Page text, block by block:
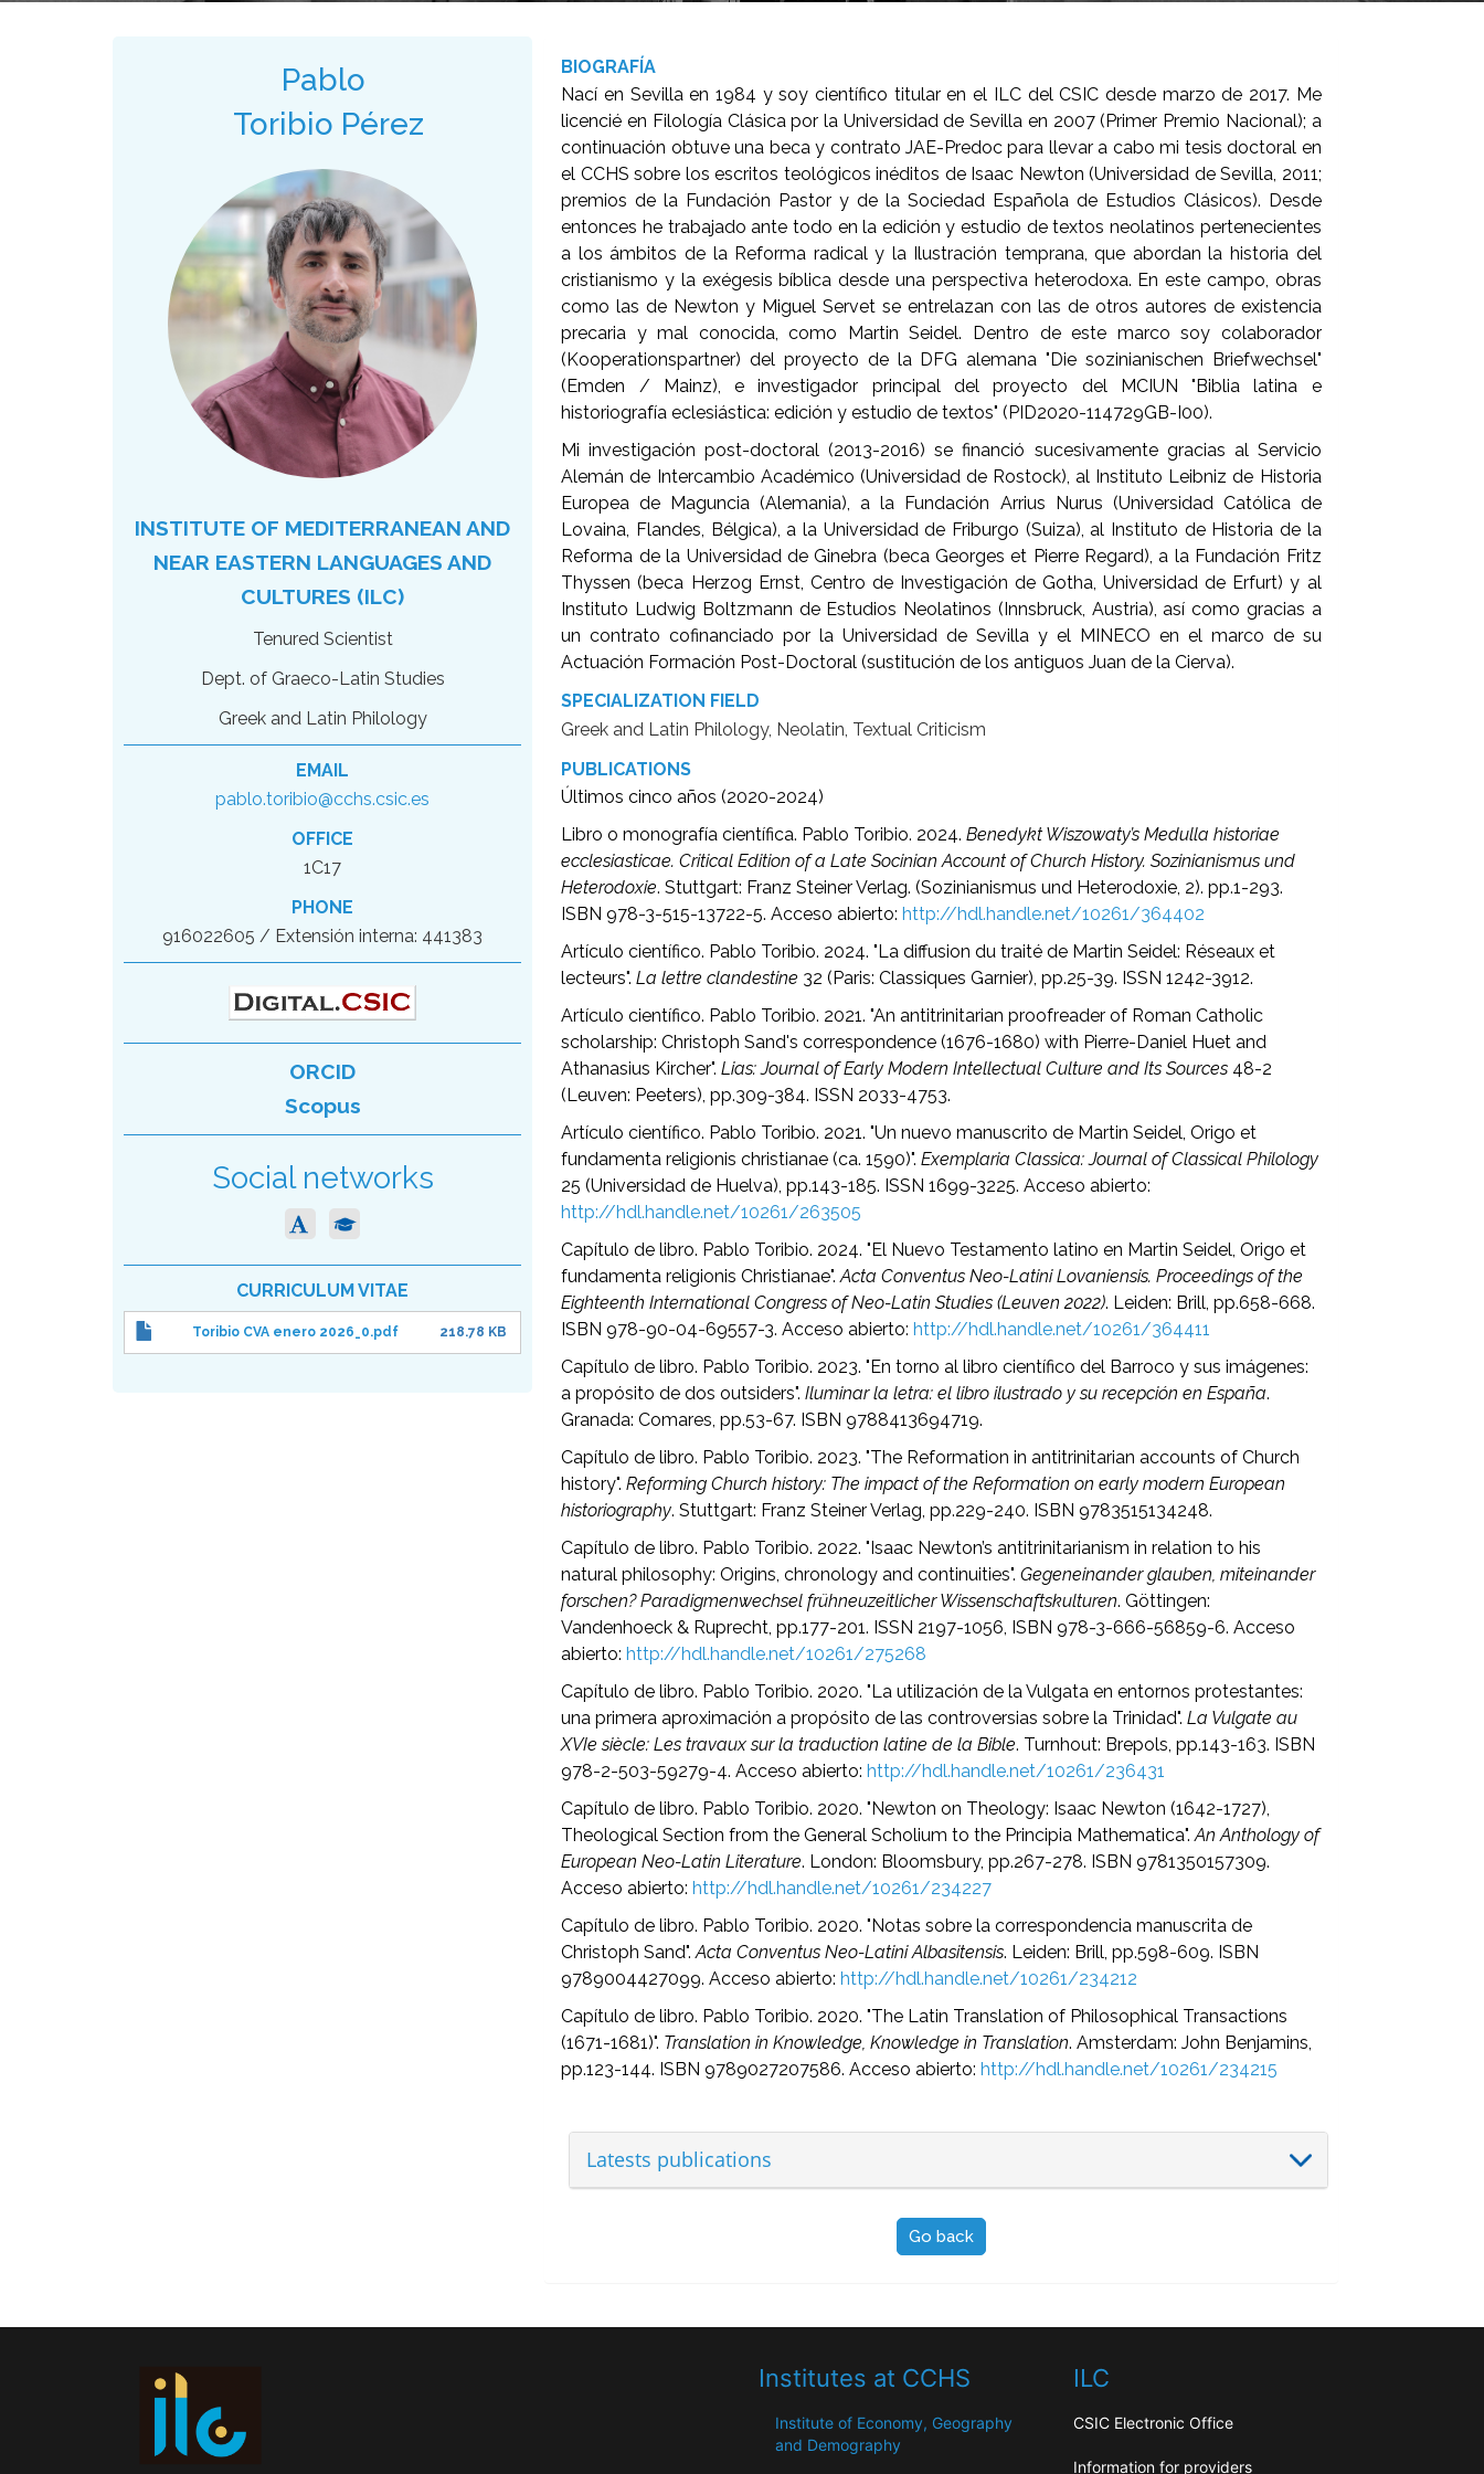
Pablo
Toribio Pérez
INSTITUTE OF MEDITERRANEAN AND
NEAR EASTERN LANGUAGES AND
CULTURES (ILC)
Tenured Scientist
Dept. of Graeco-Latin Studies
Greek and Latin Philology
EMAIL
pablo.toribio@cchs.csic.es
OFFICE
1C17
PHONE
916022605 / Extensión interna: 441383
ORCID
Scopus
Social networks
CURRICULUM VITAE
Toribio CVA enero 2026_0.pdf 218.78 KB
BIOGRAFÍA
Nací en Sevilla en 1984 y soy científico titular en el ILC del CSIC desde marzo de 2017. Me
licencié en Filología Clásica por la Universidad de Sevilla en 2007 (Primer Premio Nacional); a
continuación obtuve una beca y contrato JAE-Predoc para llevar a cabo mi tesis doctoral en
el CCHS sobre los escritos teológicos inéditos de Isaac Newton (Universidad de Sevilla, 2011;
premios de la Fundación Pastor y de la Sociedad Española de Estudios Clásicos). Desde
entonces he trabajado ante todo en la edición y estudio de textos neolatinos pertenecientes
a los ámbitos de la Reforma radical y la Ilustración temprana, que abordan la historia del
cristianismo y la exégesis bíblica desde una perspectiva heterodoxa. En este campo, obras
como las de Newton y Miguel Servet se entrelazan con las de otros autores de existencia
precaria y mal conocida, como Martin Seidel. Dentro de este marco soy colaborador
(Kooperationspartner) del proyecto de la DFG alemana "Die sozinianischen Briefwechsel"
(Emden / Mainz), e investigador principal del proyecto del MCIUN "Biblia latina e
historiografía eclesiástica: edición y estudio de textos" (PID2020-114729GB-I00).
Mi investigación post-doctoral (2013-2016) se financió sucesivamente gracias al Servicio
Alemán de Intercambio Académico (Universidad de Rostock), al Instituto Leibniz de Historia
Europea de Maguncia (Alemania), a la Fundación Arrius Nurus (Universidad Católica de
Lovaina, Flandes, Bélgica), a la Universidad de Friburgo (Suiza), al Instituto de Historia de la
Reforma de la Universidad de Ginebra (beca Georges et Pierre Regard), a la Fundación Fritz
Thyssen (beca Herzog Ernst, Centro de Investigación de Gotha, Universidad de Erfurt) y al
Instituto Ludwig Boltzmann de Estudios Neolatinos (Innsbruck, Austria), así como gracias a
un contrato cofinanciado por la Universidad de Sevilla y el MINECO en el marco de su
Actuación Formación Post-Doctoral (sustitución de los antiguos Juan de la Cierva).
SPECIALIZATION FIELD
Greek and Latin Philology, Neolatin, Textual Criticism
PUBLICATIONS
Últimos cinco años (2020-2024)
Libro o monografía científica. Pablo Toribio. 2024.Benedykt Wiszowaty’s Medulla historiae
ecclesiasticae. Critical Edition of a Late Socinian Account of Church History. Sozinianismus und
Heterodoxie. Stuttgart: Franz Steiner Verlag. (Sozinianismus und Heterodoxie, 2). pp.1-293.
ISBN 978-3-515-13722-5. Acceso abierto:http://hdl.handle.net/10261/364402
Artículo científico. Pablo Toribio. 2024. "La diffusion du traité de Martin Seidel: Réseaux et
lecteurs".La lettre clandestine 32 (Paris: Classiques Garnier), pp.25-39. ISSN 1242-3912.
Artículo científico. Pablo Toribio. 2021. "An antitrinitarian proofreader of Roman Catholic
scholarship: Christoph Sand's correspondence (1676-1680) with Pierre-Daniel Huet and
Athanasius Kircher".Lias: Journal of Early Modern Intellectual Culture and Its Sources 48-2
(Leuven: Peeters), pp.309-384. ISSN 2033-4753.
Artículo científico. Pablo Toribio. 2021. "Un nuevo manuscrito de Martin Seidel, Origo et
fundamenta religionis christianae (ca. 1590)".Exemplaria Classica: Journal of Classical Philology
25 (Universidad de Huelva), pp.143-185. ISSN 1699-3225. Acceso abierto:
http://hdl.handle.net/10261/263505
Capítulo de libro. Pablo Toribio. 2024. "El Nuevo Testamento latino en Martin Seidel, Origo et
fundamenta religionis Christianae".Acta Conventus Neo-Latini Lovaniensis. Proceedings of the
Eighteenth International Congress of Neo-Latin Studies (Leuven 2022). Leiden: Brill, pp.658-668.
ISBN 978-90-04-69557-3. Acceso abierto:http://hdl.handle.net/10261/364411
Capítulo de libro. Pablo Toribio. 2023. "En torno al libro científico del Barroco y sus imágenes:
a propósito de dos outsiders".Iluminar la letra: el libro ilustrado y su recepción en España.
Granada: Comares, pp.53-67. ISBN 9788413694719.
Capítulo de libro. Pablo Toribio. 2023. "The Reformation in antitrinitarian accounts of Church
history".Reforming Church history: The impact of the Reformation on early modern European
historiography. Stuttgart: Franz Steiner Verlag, pp.229-240. ISBN 9783515134248.
Capítulo de libro. Pablo Toribio. 2022. "Isaac Newton’s antitrinitarianism in relation to his
natural philosophy: Origins, chronology and continuities".Gegeneinander glauben, miteinander
forschen? Paradigmenwechsel frühneuzeitlicher Wissenschaftskulturen. Göttingen:
Vandenhoeck & Ruprecht, pp.177-201. ISSN 2197-1056, ISBN 978-3-666-56859-6. Acceso
abierto:http://hdl.handle.net/10261/275268
Capítulo de libro. Pablo Toribio. 2020. "La utilización de la Vulgata en entornos protestantes:
una primera aproximación a propósito de las controversias sobre la Trinidad".La Vulgate au
XVIe siècle: Les travaux sur la traduction latine de la Bible. Turnhout: Brepols, pp.143-163. ISBN
978-2-503-59279-4. Acceso abierto:http://hdl.handle.net/10261/236431
Capítulo de libro. Pablo Toribio. 2020. "Newton on Theology: Isaac Newton (1642-1727),
Theological Section from the General Scholium to the Principia Mathematica".An Anthology of
European Neo-Latin Literature. London: Bloomsbury, pp.267-278. ISBN 9781350157309.
Acceso abierto:http://hdl.handle.net/10261/234227
Capítulo de libro. Pablo Toribio. 2020. "Notas sobre la correspondencia manuscrita de
Christoph Sand".Acta Conventus Neo-Latini Albasitensis. Leiden: Brill, pp.598-609. ISBN
9789004427099. Acceso abierto:http://hdl.handle.net/10261/234212
Capítulo de libro. Pablo Toribio. 2020. "The Latin Translation of Philosophical Transactions
(1671-1681)". Translation in Knowledge, Knowledge in Translation. Amsterdam: John Benjamins,
pp.123-144. ISBN 9789027207586. Acceso abierto:http://hdl.handle.net/10261/234215
Latests publications
Go back
Institutes at CCHS
Institute of Economy, Geography
and Demography
ILC
CSIC Electronic Office
Information for providers